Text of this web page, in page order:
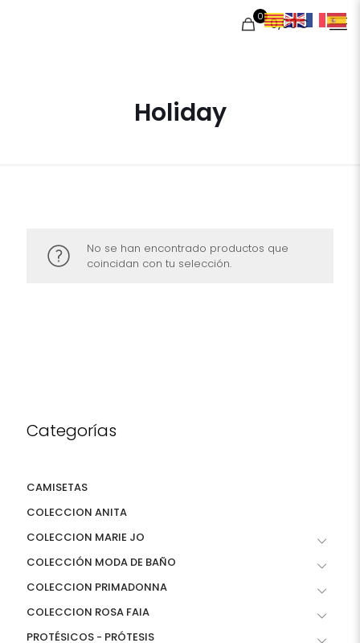
0 0,00€
Holiday
No se han encontrado productos que
coincidan con tu selección.
Categorías
CAMISETAS
COLECCION ANITA
COLECCION MARIE JO
COLECCIÓN MODA DE BAÑO
COLECCION PRIMADONNA
COLECCION ROSA FAIA
PROTÉSICOS - PRÓTESIS